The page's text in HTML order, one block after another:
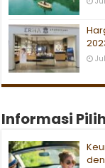
Informasi